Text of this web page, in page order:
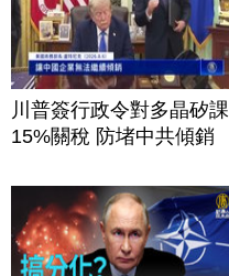
川普簽行政令對多晶矽課
15%關稅 防堵中共傾銷